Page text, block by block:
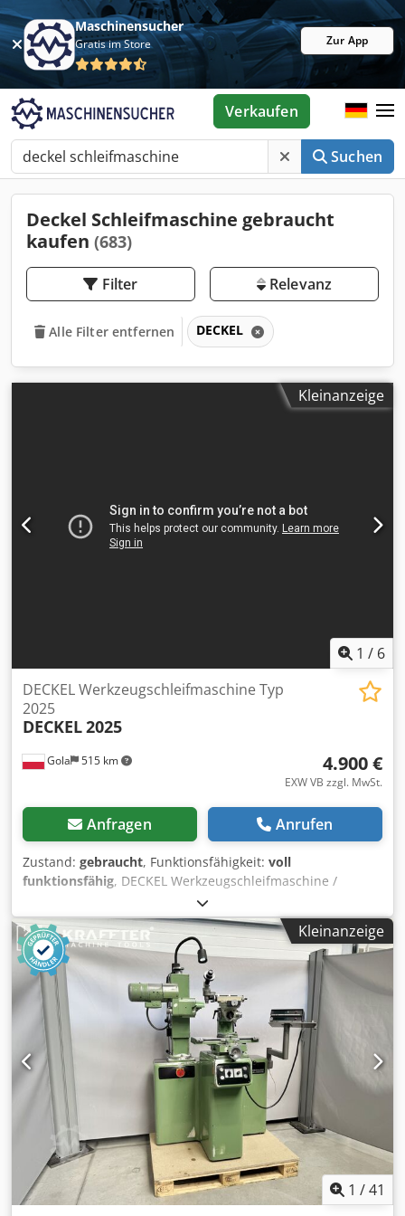
Maschinensucher
Gratis im Store Zur App
Suchen
Verkaufen
Deckel Schleifmaschine gebraucht
kaufen (683)
Filter Relevanz
Alle Filter entfernen DECKEL
Kleinanzeige
1 / 6
Gola 515 km
DECKEL Werkzeugschleifmaschine Typ
2025
DECKEL2025
4.900 €
EXW VB zzgl. MwSt.
Anfragen Anrufen
Zustand: gebraucht, Funktionsfähigkeit: voll
funktionsfähig, DECKEL Werkzeugschleifmaschine /
Innenschleifmaschine mit Vertikal-Schleifspindel –
funktionsfähig Zum Verkauf steht eine gebrauchte DECKEL
Präzisions-Schleifmaschine mit vertikaler Schleifspindel
zum Innenrundschleifen. Die Maschine ist gebraucht,
funktionsfähig und mit digitaler Positionsanzeige (DRO)
ausgestattet. Ausstattung: Vertikale Innenschleifspindel
Digitalanzeige (X / Y / Z) Original DECKEL Komponenten
Robuste Präzisionsausführung Ideal für: Werkzeugbau
Formenbau Präzisionsschleifen Innenbearbeitung von
Bohrungen Besichtigung und Probelauf nach
Vereinbarung möglich. Codpfx Aozhuyxedqerf Verladung
vor Ort möglich. Weitere Fotos senden wir gerne auf
Anfrage.
Kleinanzeige
1 /41